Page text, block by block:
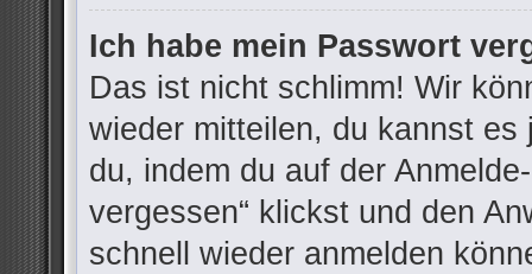
Ich habe mein Passwort
Das ist nicht schlimm! Wir
wieder mitteilen, du kannst
du, indem du auf der
vergessen“ klickst und den
schnell wieder anmelden